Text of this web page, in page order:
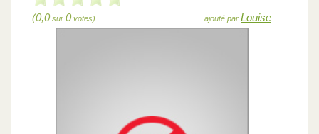
(0,0sur 0votes) ajouté par Louise